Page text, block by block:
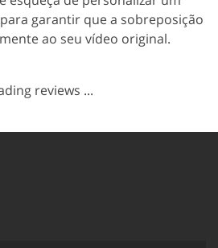
garantir que a sobreposição
ao seu vídeo original.
reviews ...